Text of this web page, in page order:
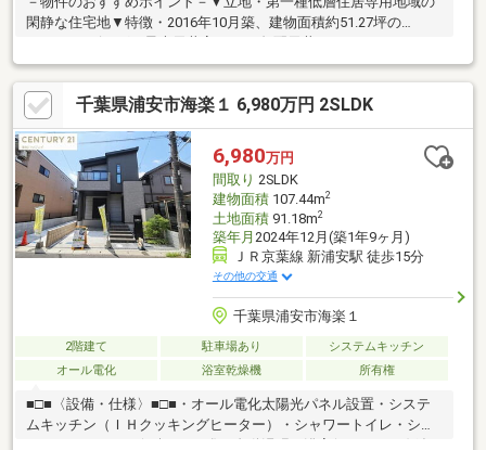
閑静な住宅地▼特徴・2016年10月築、建物面積約51.27坪の
4LDK・リビングは最大天井高3.4mの勾配天井・SC・WIC・パン
トリーなど収納豊富・1階にUB、2階にシャワー室を配置・各階に
トイレ・洗面台有・奥行約3mの南東向きバルコニー・玄関は吹抜
け仕様・3台駐車可(車種制限有)▼設備・床暖房(L・D・K)・複層
ガラス▼周辺環境・ワイズマートディスカ高洲店 徒歩5分(約
330m)■ ご希望の住まい探しをお手伝いします ━━━━━・・・
物件の詳細・ご相談はお気軽にお問い合わせください。
千葉県浦安市海楽１ 6,980万円 2SLDK
6,980万円
間取り 2SLDK
建物面積107.44m2
土地面積91.18m2
築年月 2024年12月(築1年9ヶ月)
ＪＲ京葉線 新浦安駅 徒歩15分
その他の交通
千葉県浦安市海楽１
2階建て 駐車場あり
システムキッチン
オール電化
浴室乾燥機 所有権
■□■〈設備・仕様〉■□■・オール電化太陽光パネル設置・システ
ムキッチン（ＩＨクッキングヒーター）・シャワートイレ・シス